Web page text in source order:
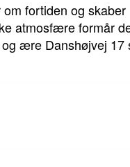
fortiden og skaber
atmosfære formår
ære Danshøjvej 17